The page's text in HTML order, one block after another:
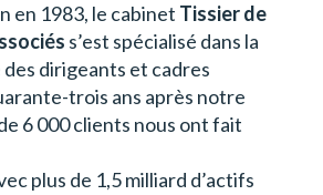
en 1983, le cabinet Tissier de
s’est spécialisé dans la
dirigeants et cadres
trois ans après notre
6 000 clients nous ont fait
plus de 1,5 milliard d’actifs